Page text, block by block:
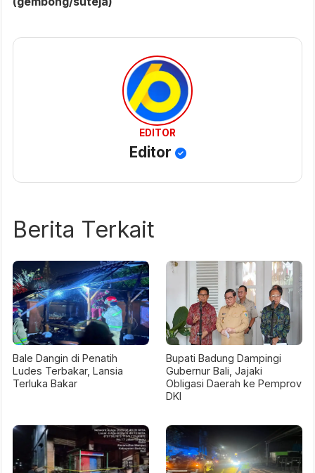
EDITOR
Editor
Berita Terkait
Bale Dangin di Penatih
Ludes Terbakar, Lansia
Terluka Bakar
Bupati Badung Dampingi
Gubernur Bali, Jajaki
Obligasi Daerah ke Pemprov
DKI